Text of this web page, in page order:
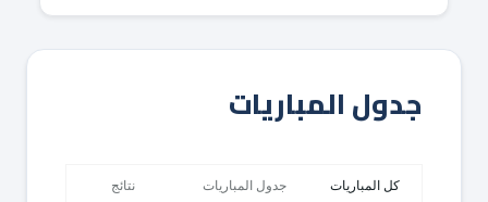
جدول المباريات
كل المباريات جدول المباريات نتائج